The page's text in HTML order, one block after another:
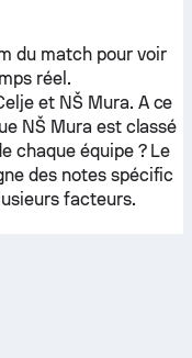
du match pour voir
réel.
et NŠ Mura. A ce
NŠ Mura est classé
chaque équipe ? Le
des notes spécific
facteurs.